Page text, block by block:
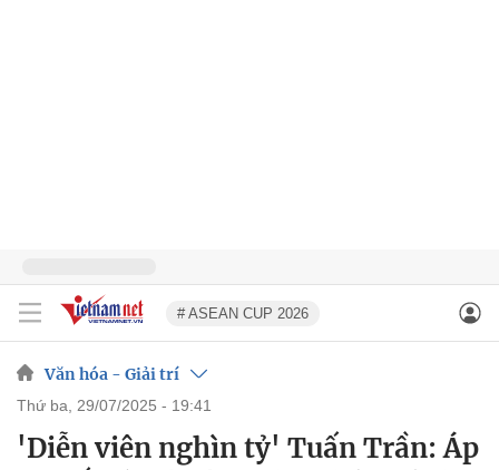
# ASEAN CUP 2026
Văn hóa - Giải trí
thứ ba, 29/07/2025 - 19:41
'Diễn viên nghìn tỷ' Tuấn Trần: Áp